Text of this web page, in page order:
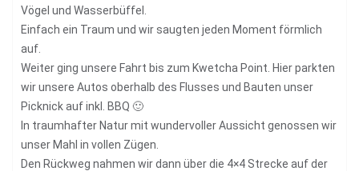
Vögel und Wasserbüffel.
Einfach ein Traum und wir saugten jeden Moment förmlich
auf.
Weiter ging unsere Fahrt bis zum Kwetcha Point. Hier parkten
wir unsere Autos oberhalb des Flusses und Bauten unser
Picknick auf inkl. BBQ 🙂
In traumhafter Natur mit wundervoller Aussicht genossen wir
unser Mahl in vollen Zügen.
Den Rückweg nahmen wir dann über die 4×4 Strecke auf der